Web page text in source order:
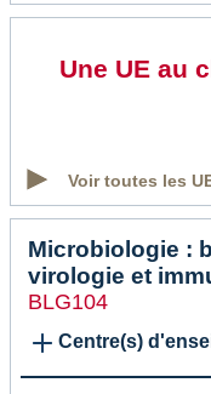
Une UE au
Voir toutes les
Microbiologie :
virologie et
BLG104
Centre(s)